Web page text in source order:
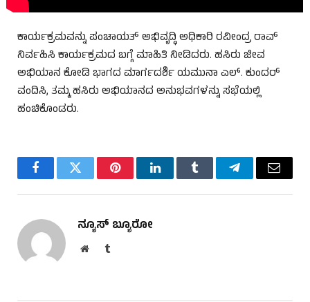
ಕಾರ್ಯಕ್ರಮವನ್ನು ಪಂಚಾಯತ್ ಅಭಿವೃದ್ಧಿ ಅಧಿಕಾರಿ ರವೀಂದ್ರ ರಾವ್
ನಿರ್ವಹಿಸಿ ಕಾರ್ಯಕ್ರಮದ ಬಗ್ಗೆ ಮಾಹಿತಿ ನೀಡಿದರು. ಹಸಿರು ಜೀವ
ಅಭಿಯಾನ ಕೋಡಿ ಭಾಗದ ಮಾರ್ಗದರ್ಶಿ ಯಮುನಾ ಎಲ್. ಕುಂದರ್
ವಂದಿಸಿ, ತಮ್ಮ ಹಸಿರು ಅಭಿಯಾನದ ಅನುಭವಗಳನ್ನು ಸಭೆಯಲ್ಲಿ
ಹಂಚಿಕೊಂಡರು.
FacebookTwitter PinterestLinkedInTumblr TelegramEmail
ನ್ಯೂಸ್ ಬ್ಯೂರೋ
WebsiteTumblr